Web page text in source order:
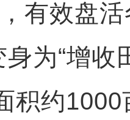
有效盘
身为“增收
积约